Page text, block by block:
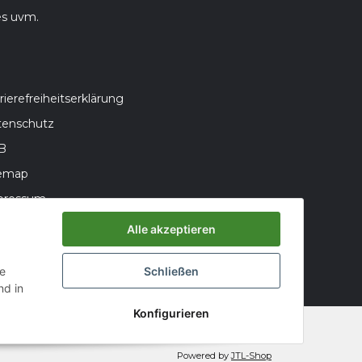
uvm.
Powered byJTL-Shop
in
Alle akzeptieren
Schließen
Konfigurieren